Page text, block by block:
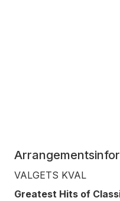
VALGETS KVAL
Greatest Hits of